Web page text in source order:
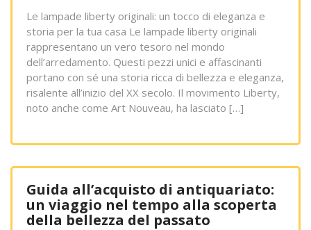
Le lampade liberty originali: un tocco di eleganza e
storia per la tua casa Le lampade liberty originali
rappresentano un vero tesoro nel mondo
dell’arredamento. Questi pezzi unici e affascinanti
portano con sé una storia ricca di bellezza e eleganza,
risalente all’inizio del XX secolo. Il movimento Liberty,
noto anche come Art Nouveau, ha lasciato […]
Guida all’acquisto di antiquariato:
un viaggio nel tempo alla scoperta
della bellezza del passato